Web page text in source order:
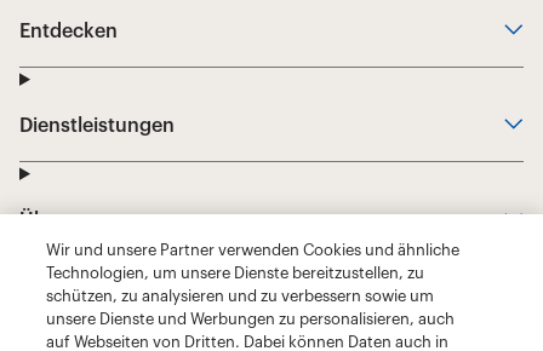
Wir und unsere Partner verwenden Cookies und ähnliche
Technologien, um unsere Dienste bereitzustellen, zu
schützen, zu analysieren und zu verbessern sowie um
unsere Dienste und Werbungen zu personalisieren, auch
auf Webseiten von Dritten. Dabei können Daten auch in